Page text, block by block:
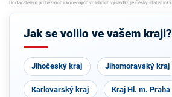
Jak se volilo ve vašem kraji?
Jihočeský kraj Jihomoravský kraj
Karlovarský kraj Kraj Hl. m. Praha